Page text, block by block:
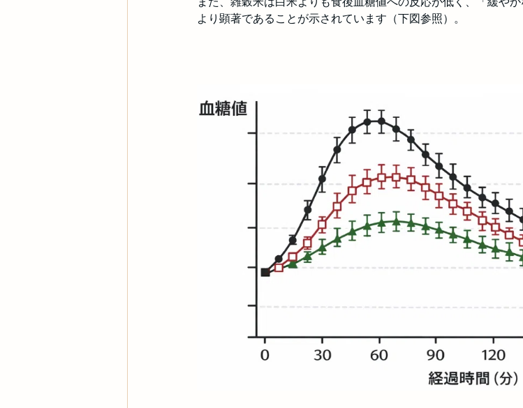
より顕著であることが示されています（下図参照）。